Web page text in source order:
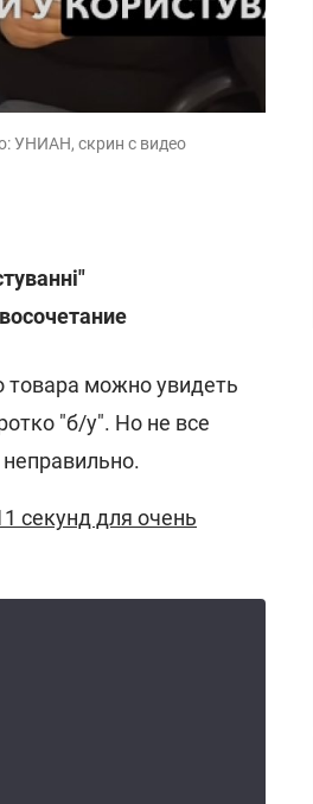
УНИАН, скрин с видео
товара можно увидеть
"б/у". Но не все
секунд для очень